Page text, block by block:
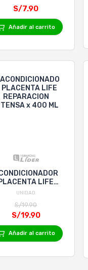
S/7.90
Añadir al carrito
LIFE
REPARACION
UNIDAD
S/19.90
S/19.90
Añadir al carrito